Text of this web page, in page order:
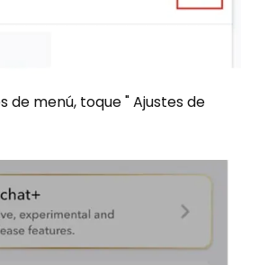
de menú, toque " Ajustes de